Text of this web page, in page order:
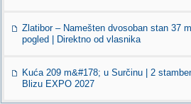
Zlatibor – Namešten dvosoban stan 37
pogled | Direktno od vlasnika
Kuća 209 m&#178; u Surčinu | 2
Blizu EXPO 2027